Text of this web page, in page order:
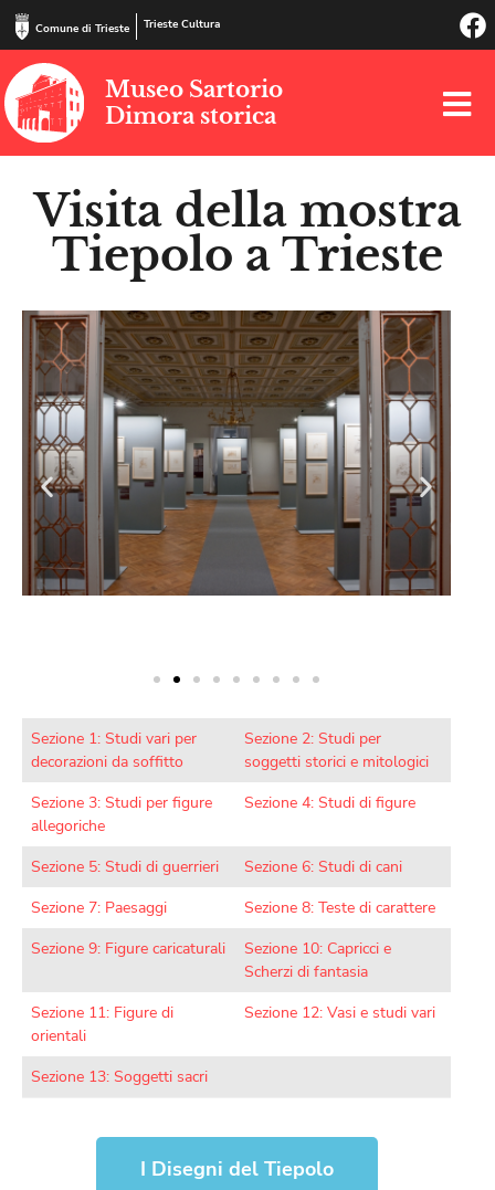
Comune di Trieste Trieste Cultura
Museo Sartorio
Dimora storica
Visita della mostra
Tiepolo a Trieste
Sezione 1: Studi vari per
decorazioni da soffitto
Sezione 2: Studi per
soggetti storici e mitologici
Sezione 3: Studi per figure
allegoriche
Sezione 4: Studi di figure
Sezione 5: Studi di guerrieri
Sezione 6: Studi di cani
Sezione 7: Paesaggi
Sezione 8: Teste di carattere
Sezione 9: Figure caricaturali
Sezione 10: Capricci e
Scherzi di fantasia
Sezione 11: Figure di
orientali
Sezione 12: Vasi e studi vari
Sezione 13: Soggetti sacri
I Disegni del Tiepolo